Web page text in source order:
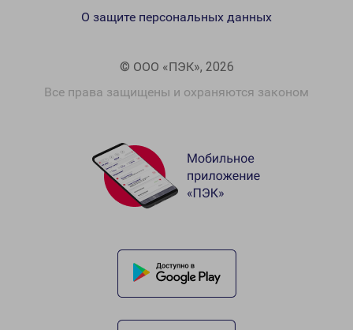
© ООО «ПЭК», 2026
Все права защищены и охраняются законом
О защите персональных данных